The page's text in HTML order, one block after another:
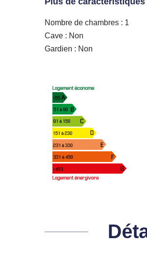
Nombre de chambres : 1
Cave : Non
Gardien : Non